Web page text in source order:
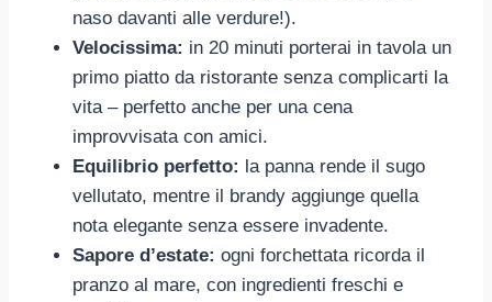
naso davanti alle verdure!).
Velocissima: in 20 minuti porterai in tavola un
primo piatto da ristorante senza complicarti la
vita – perfetto anche per una cena
improvvisata con amici.
Equilibrio perfetto: la panna rende il sugo
vellutato, mentre il brandy aggiunge quella
nota elegante senza essere invadente.
Sapore d’estate: ogni forchettata ricorda il
pranzo al mare, con ingredienti freschi e